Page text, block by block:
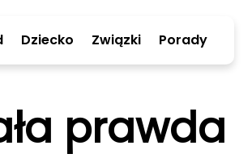
Dziecko Związki Porady
prawda